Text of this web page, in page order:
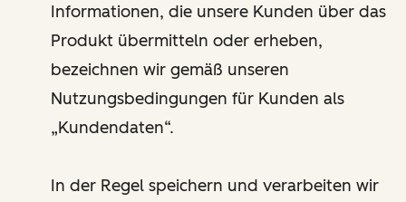
Informationen, die unsere Kunden über das
Produkt übermitteln oder erheben,
bezeichnen wir gemäß unseren
Nutzungsbedingungen für Kunden als
„Kundendaten“.
In der Regel speichern und verarbeiten wir